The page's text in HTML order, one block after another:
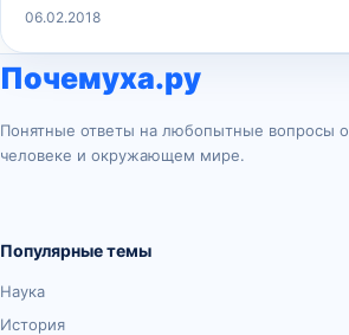
06.02.2018
Почемуха.ру
Понятные ответы на любопытные вопросы о
человеке и окружающем мире.
Популярные темы
Наука
История